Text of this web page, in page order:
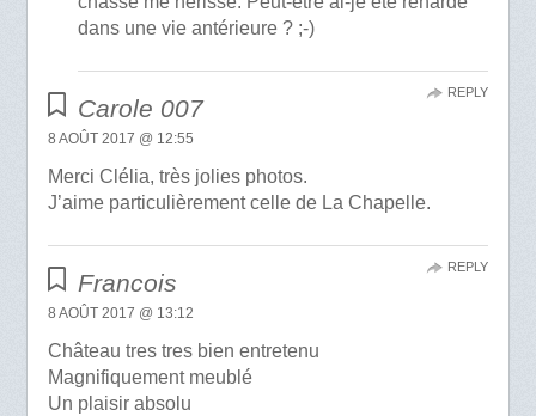
dans une vie antérieure ? ;-)
Carole 007
8 AOÛT 2017 @ 12:55
Merci Clélia, très jolies photos.
J’aime particulièrement celle de La Chapelle.
REPLY
Francois
8 AOÛT 2017 @ 13:12
Château tres tres bien entretenu
Magnifiquement meublé
Un plaisir absolu
REPLY